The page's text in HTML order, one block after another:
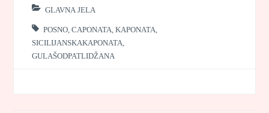
GLAVNA JELA
POSNO ,CAPONATA ,KAPONATA
SICILIJANSKAKAPONATA
GULAŠODPATLIDŽANA